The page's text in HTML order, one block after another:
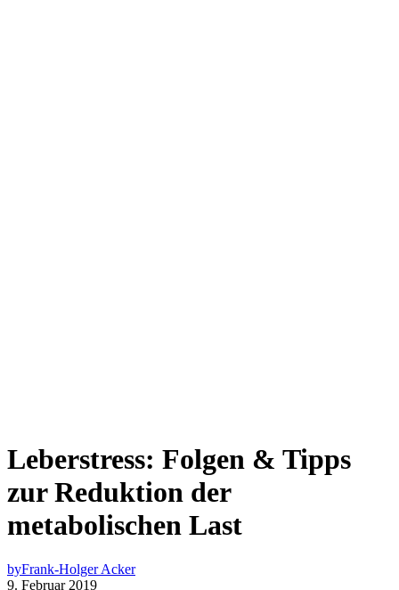
Leberstress: Folgen & Tipps
zur Reduktion der
metabolischen Last
byFrank-Holger Acker
9. Februar 2019